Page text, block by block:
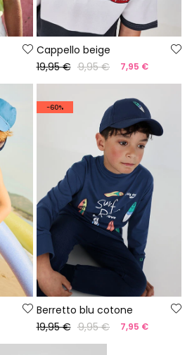
Cappello beige
19,95 € 9,95 € 7,95 €
-60%
Berretto blu cotone
19,95 € 9,95 € 7,95 €